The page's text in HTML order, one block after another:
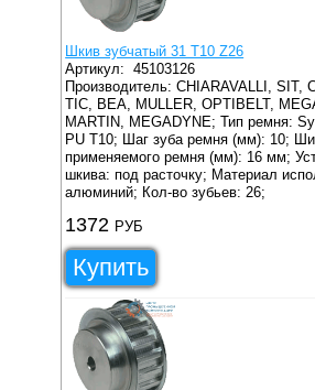
Шкив зубчатый 31 T10 Z26
Артикул:45103126
Производитель: CHIARAVALLI, SIT,
TIC, BEA, MULLER, OPTIBELT,
MARTIN, MEGADYNE; Тип ремня:
PU T10; Шаг зуба ремня (мм): 10;
применяемого ремня (мм): 16 мм;
шкива: под расточку; Материал
алюминий; Кол-во зубьев: 26;
1372 РУБ
Купить